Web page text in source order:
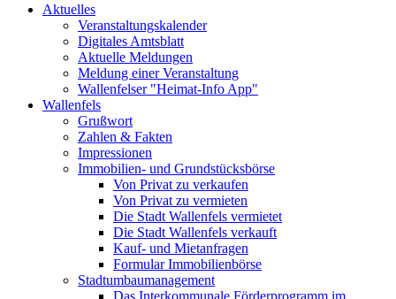
Aktuelles
Veranstaltungskalender
Digitales Amtsblatt
Aktuelle Meldungen
Meldung einer Veranstaltung
Wallenfelser "Heimat-Info App"
Wallenfels
Grußwort
Zahlen & Fakten
Impressionen
Immobilien- und Grundstücksbörse
Von Privat zu verkaufen
Von Privat zu vermieten
Die Stadt Wallenfels vermietet
Die Stadt Wallenfels verkauft
Kauf- und Mietanfragen
Formular Immobilienbörse
Stadtumbaumanagement
Das Interkommunale Förderprogramm im